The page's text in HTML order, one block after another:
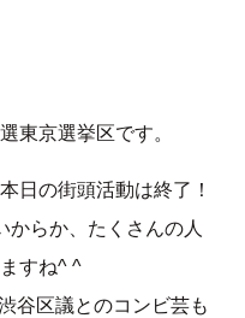
東京選挙区です。
日の街頭活動は終了！
からか、たくさんの人
すね^ ^
谷区議とのコンビ芸も